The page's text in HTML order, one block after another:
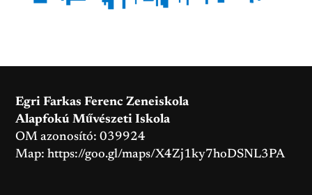
Egri Farkas Ferenc Zeneiskola
Alapfokú Művészeti Iskola
OM azonosító: 039924
Map:https://goo.gl/maps/X4Zj1ky7hoDSNL3PA